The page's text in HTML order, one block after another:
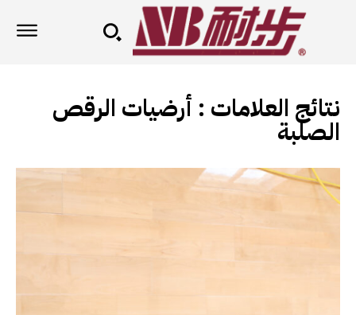
نتائج العلامات : أرضيات الرقص
الصلبة